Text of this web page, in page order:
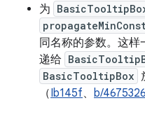
为
同名称的参数。这
递给
BasicTooltipBox
（Ib145f、 b/